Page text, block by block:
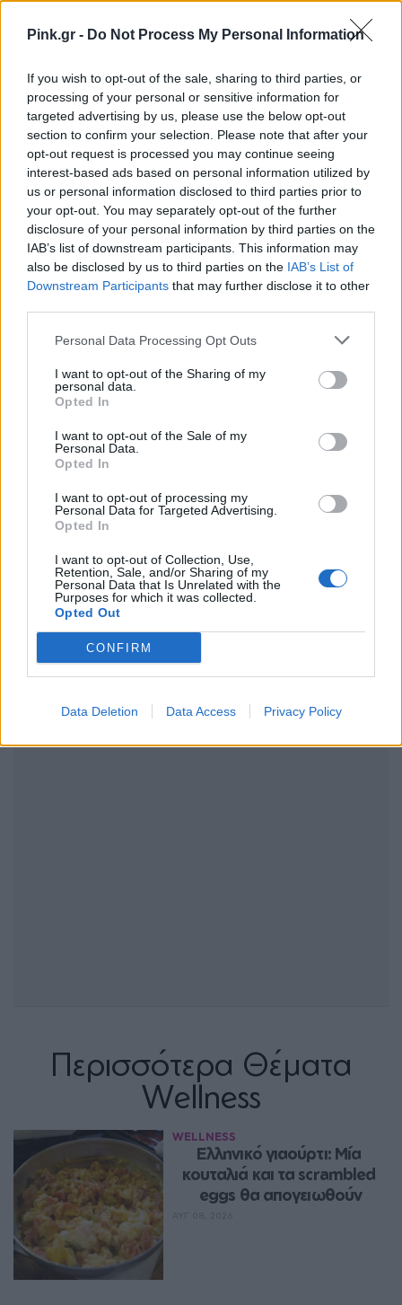
Pink.gr - Do Not Process My Personal Information
If you wish to opt-out of the sale, sharing to third parties, or
processing of your personal or sensitive information for
targeted advertising by us, please use the below opt-out
section to confirm your selection. Please note that after your
opt-out request is processed you may continue seeing
interest-based ads based on personal information utilized by
us or personal information disclosed to third parties prior to
your opt-out. You may separately opt-out of the further
disclosure of your personal information by third parties on the
IAB’s list of downstream participants. This information may
also be disclosed by us to third parties on the IAB’s List of
Downstream Participants that may further disclose it to other
Personal Data Processing Opt Outs
I want to opt-out of the Sharing of my
personal data.
Opted In
I want to opt-out of the Sale of my
Personal Data.
Opted In
I want to opt-out of processing my
Personal Data for Targeted Advertising.
Opted In
I want to opt-out of Collection, Use,
Retention, Sale, and/or Sharing of my
Personal Data that Is Unrelated with the
Purposes for which it was collected.
Opted Out
CONFIRM
Data Deletion Data Access Privacy Policy
Ακολουθήστε το Pink.gr στοGoogle Newsκαι
μάθετε πρώτοιτα πιο hot νέα
Ακολουθήστε το Pink.gr και στο
Instagram
Περισσότερα Θέματα
Wellness
WELLNESS
Ελληνικό γιαούρτι: Μία
κουταλιά και τα scrambled
eggs θα απογειωθούν